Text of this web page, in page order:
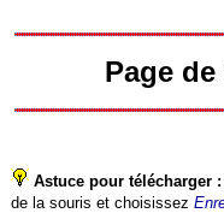
Page
Astuce pour télécharger :
de la souris et choisissez